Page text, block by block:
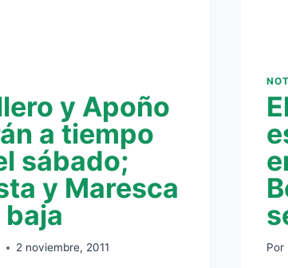
y Apoño
a tiempo
sábado;
y Maresca
2 noviembre, 2011 Por